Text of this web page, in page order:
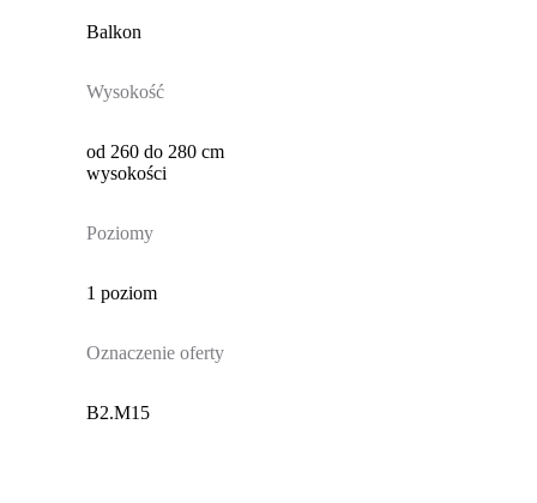
Balkon
Wysokość
od 260 do 280 cm
wysokości
Poziomy
1 poziom
Oznaczenie oferty
B2.M15